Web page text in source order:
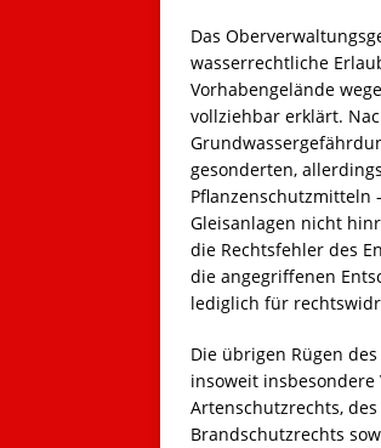
Das
wasserrechtliche
Vorhabengelände
vollziehbar erklärt.
gesonderten,
Pflanzenschutzmitteln
Gleisanlagen nicht
die Rechtsfehler des
die angegriffenen
lediglich für
Die übrigen Rügen
insoweit
Artenschutzrechts,
Brandschutzrechts